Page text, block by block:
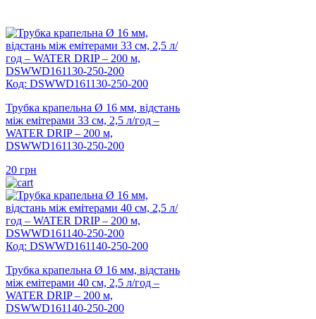
Код: DSWWD161130-250-200
Трубка крапельна Ø 16 мм, відстань
між емітерами 33 см, 2,5 л/год –
WATER DRIP – 200 м,
DSWWD161130-250-200
20 грн
Код: DSWWD161140-250-200
Трубка крапельна Ø 16 мм, відстань
між емітерами 40 см, 2,5 л/год –
WATER DRIP – 200 м,
DSWWD161140-250-200